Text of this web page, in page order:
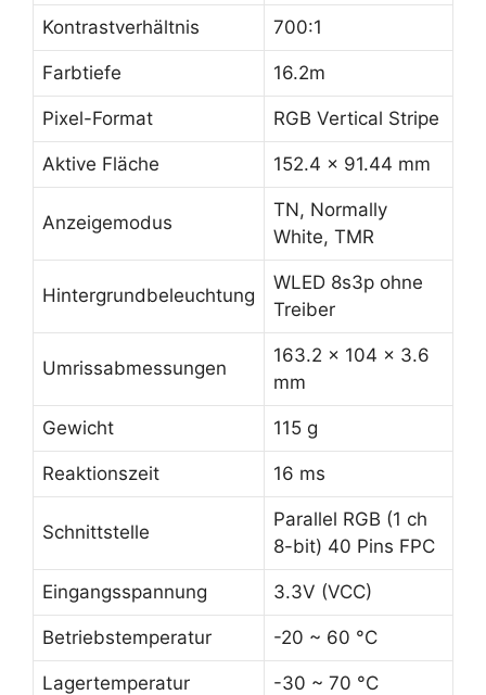
Kontrastverhältnis 700:1
Farbtiefe 16.2m
Pixel-Format RGB Vertical Stripe
Aktive Fläche 152.4 x 91.44 mm
Anzeigemodus
TN, Normally
White, TMR
Hintergrundbeleuchtung
WLED 8s3p ohne
Treiber
Umrissabmessungen
163.2 x 104 x 3.6
mm
Gewicht 115 g
Reaktionszeit 16 ms
Schnittstelle
Parallel RGB (1 ch
8-bit) 40 Pins FPC
Eingangsspannung 3.3V (VCC)
Betriebstemperatur -20 ~ 60 °C
Lagertemperatur -30 ~ 70 °C